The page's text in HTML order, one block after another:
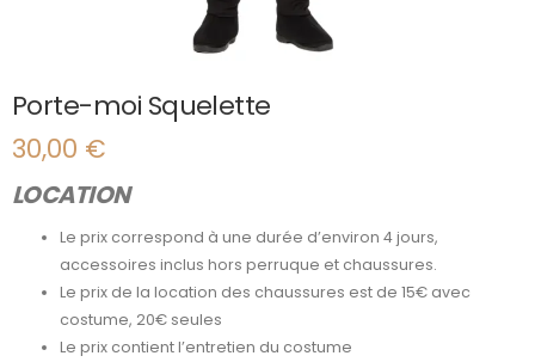
Porte-moi Squelette
30,00 €
LOCATION
Le prix correspond à une durée d’environ 4 jours,
accessoires inclus hors perruque et chaussures.
Le prix de la location des chaussures est de 15€ avec
costume, 20€ seules
Le prix contient l’entretien du costume